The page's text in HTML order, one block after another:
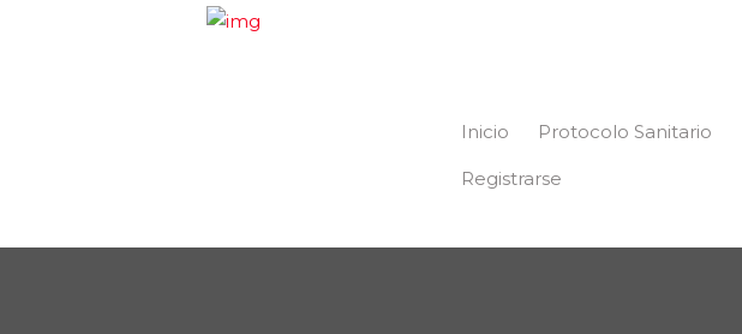
Inicio Protocolo Sanitario
Registrarse